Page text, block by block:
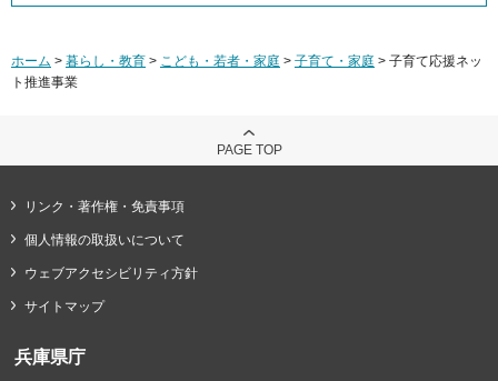
ホーム > 暮らし・教育 > こども・若者・家庭 > 子育て・家庭 > 子育て応援ネッ
ト推進事業
PAGE TOP
リンク・著作権・免責事項
個人情報の取扱いについて
ウェブアクセシビリティ方針
サイトマップ
兵庫県庁